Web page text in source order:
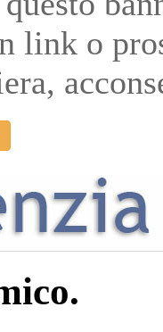
link o